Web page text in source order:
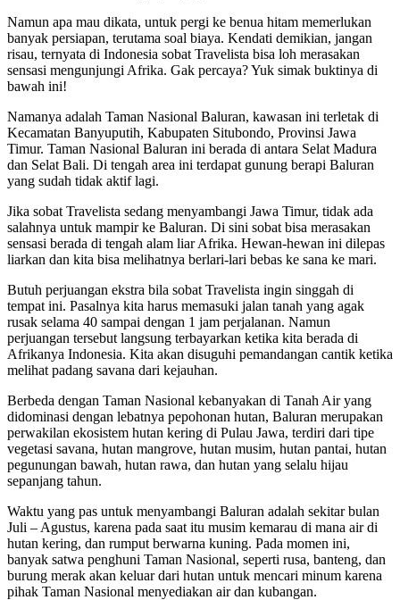
Namun apa mau dikata, untuk pergi ke benua hitam memerlukan
banyak persiapan, terutama soal biaya. Kendati demikian, jangan
risau, ternyata di Indonesia sobat Travelista bisa loh merasakan
sensasi mengunjungi Afrika. Gak percaya? Yuk simak buktinya di
bawah ini!
Namanya adalah Taman Nasional Baluran, kawasan ini terletak di
Kecamatan Banyuputih, Kabupaten Situbondo, Provinsi Jawa
Timur. Taman Nasional Baluran ini berada di antara Selat Madura
dan Selat Bali. Di tengah area ini terdapat gunung berapi Baluran
yang sudah tidak aktif lagi.
Jika sobat Travelista sedang menyambangi Jawa Timur, tidak ada
salahnya untuk mampir ke Baluran. Di sini sobat bisa merasakan
sensasi berada di tengah alam liar Afrika. Hewan-hewan ini dilepas
liarkan dan kita bisa melihatnya berlari-lari bebas ke sana ke mari.
Butuh perjuangan ekstra bila sobat Travelista ingin singgah di
tempat ini. Pasalnya kita harus memasuki jalan tanah yang agak
rusak selama 40 sampai dengan 1 jam perjalanan. Namun
perjuangan tersebut langsung terbayarkan ketika kita berada di
Afrikanya Indonesia. Kita akan disuguhi pemandangan cantik ketika
melihat padang savana dari kejauhan.
Berbeda dengan Taman Nasional kebanyakan di Tanah Air yang
didominasi dengan lebatnya pepohonan hutan, Baluran merupakan
perwakilan ekosistem hutan kering di Pulau Jawa, terdiri dari tipe
vegetasi savana, hutan mangrove, hutan musim, hutan pantai, hutan
pegunungan bawah, hutan rawa, dan hutan yang selalu hijau
sepanjang tahun.
Waktu yang pas untuk menyambangi Baluran adalah sekitar bulan
Juli – Agustus, karena pada saat itu musim kemarau di mana air di
hutan kering, dan rumput berwarna kuning. Pada momen ini,
banyak satwa penghuni Taman Nasional, seperti rusa, banteng, dan
burung merak akan keluar dari hutan untuk mencari minum karena
pihak Taman Nasional menyediakan air dan kubangan.